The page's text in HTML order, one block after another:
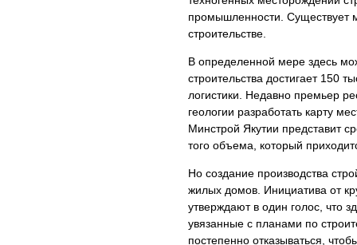
промышленности. Существует
строительстве.
В определенной мере здесь
строительства достигает 150
логистики. Недавно премьер
геологии разработать карту
Минстрой Якутии представит
того объема, который
Но создание производства
жилых домов. Инициатива от
утверждают в один голос, что
увязанные с планами по
постепенно отказываться,